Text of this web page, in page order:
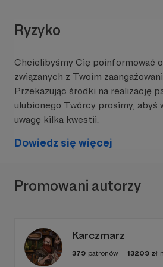
W pierwszej kolejności
profil na Instagramie i Tiktoku
także podejmowanie
postaci bardziej
- Kolejne warianty stroju
Ryzyko
Chcielibyśmy Cię poinformować
związanych z Twoim
Przekazując środki na realizację
ulubionego Twórcy prosimy, abyś
uwagę kilka kwestii.
Dowiedz się więcej
Promowani autorzy
Karczmarz
379 patronów 13209 zł